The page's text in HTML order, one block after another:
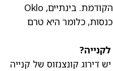
דולר ברבעון המקביל בשנה הקודמת. בינתיים, Oklo
כלומר היא טרם
במעבר לוול סטריט, ל-Oklo יש דירוג קונצנזוס של קנייה